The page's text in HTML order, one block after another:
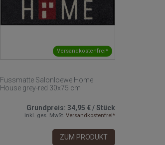
Versandkostenfrei*
Fussmatte Salonloewe Home
House grey-red 30x75 cm
Grundpreis: 34,95 €/Stück
inkl. ges. MwSt. Versandkostenfrei*
ZUM PRODUKT